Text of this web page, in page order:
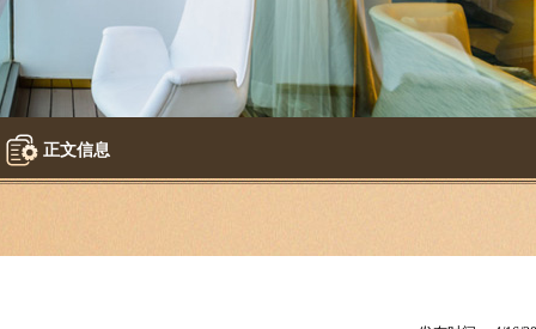
正文信息